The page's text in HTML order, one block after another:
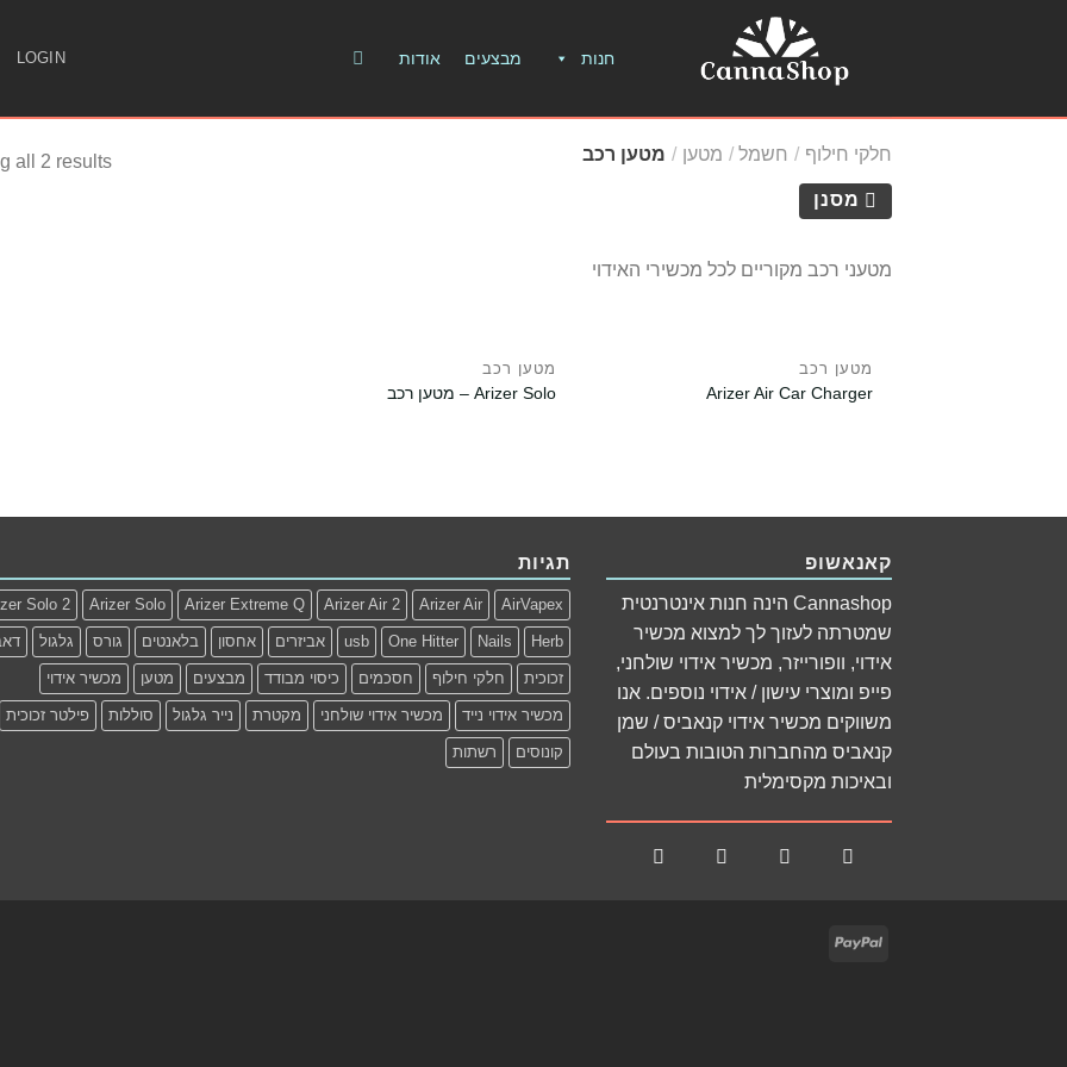
חנות מבצעים אודות LOGIN
חלקי חילוף / חשמל / מטען / מטען רכב
מסנן
all 2 results
מטעני רכב מקוריים לכל מכשירי האידוי
מטען רכב
Arizer Air Car Charger
מטען רכב
Arizer Solo – מטען רכב
קאנאשופ
Cannashop הינה חנות אינטרנטית
שמטרתה לעזוך לך למצוא מכשיר
אידוי, וופורייזר, מכשיר אידוי שולחני,
פייפ ומוצרי עישון / אידוי נוספים. אנו
משווקים מכשיר אידוי קנאביס / שמן
קנאביס מהחברות הטובות בעולם
ובאיכות מקסימלית
תגיות
AirVapex
Arizer Air
Arizer Air 2
Arizer Extreme Q
Arizer Solo
Solo 2
Herb
Nails
One Hitter
usb אביזרים אחסון בלאנטים גורס גלגול
זכוכית חלקי חילוף חסכמים כיסוי מבודד מבצעים מטען מכשיר אידוי
מכשיר אידוי נייד מכשיר אידוי שולחני מקטרת נייר גלגול סוללות פילטר זכוכית
קונוסים רשתות